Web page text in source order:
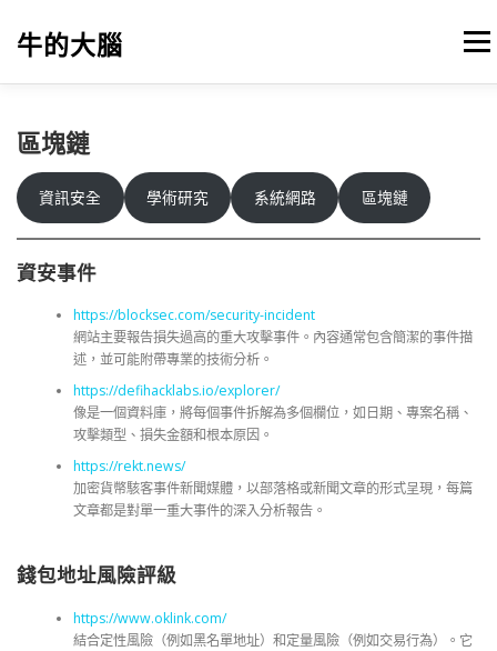
牛的大腦 選單
區塊鏈
資訊安全 學術研究 系統網路 區塊鏈
資安事件
https://blocksec.com/security-incident
網站主要報告損失過高的重大攻擊事件。內容通常包含簡潔的事件描
述，並可能附帶專業的技術分析。
https://defihacklabs.io/explorer/
像是一個資料庫，將每個事件拆解為多個欄位，如日期、專案名稱、
攻擊類型、損失金額和根本原因。
https://rekt.news/
加密貨幣駭客事件新聞媒體，以部落格或新聞文章的形式呈現，每篇
文章都是對單一重大事件的深入分析報告。
錢包地址風險評級
https://www.oklink.com/
結合定性風險（例如黑名單地址）和定量風險（例如交易行為）。它